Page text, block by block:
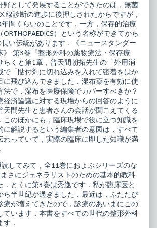
野として発展することができたのは，無菌
線診断の進歩に後押しされたからですが，
間くらいのことです．一方，保存的治療
）という名称ができてから
い伝統があります．《ニュースタンダー
》 第3巻『整形外科の薬物療法・保存療
らくと第1章，普天間朝拓先生の「外用消
で「貼付剤に切れ込みを入れて密着をはか
に飛び込んできました．湿布薬を有効に使
法で，湿布を医療保険でカバーすべきか？
経済論議に対する現場からの回答のように
天間先生と患者さんの会話が聞こえてくる
このほかにも，臨床現場で役に立つ知識を
に解説するという編集者の意図は，すべて
わっていて，実際の臨床に即した知識が満
してみて，全11巻におよぶシリーズのな
さにジェネラリストのための基本的教科
．とくに第3巻は秀逸です．私が臨床医と
ら半世紀が過ぎました．最近は，ふたたび
療が増えてきたので，診療のあいまにこの
ています．本書をすべての世代の整形外科
．